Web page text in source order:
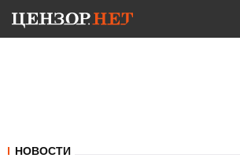
НОВОСТИ